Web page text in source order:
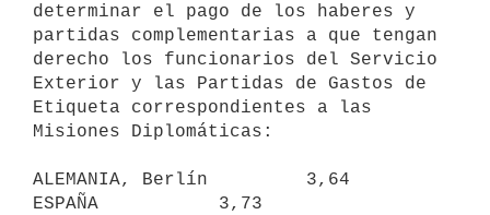
determinar el pago de los haberes y
partidas complementarias a que tengan
derecho los funcionarios del Servicio
Exterior y las Partidas de Gastos de
Etiqueta correspondientes a las
Misiones Diplomáticas:
ALEMANIA, Berlín         3,64
ESPAÑA           3,73